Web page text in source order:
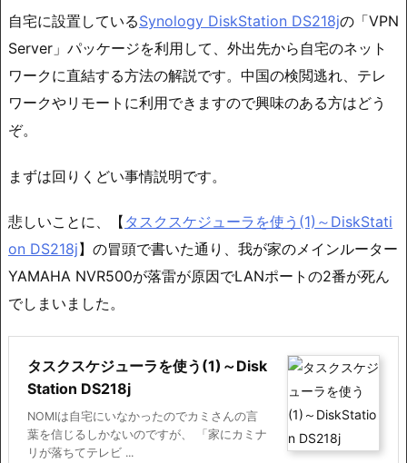
自宅に設置しているSynology DiskStation DS218jの「VPN
Server」パッケージを利用して、外出先から自宅のネット
ワークに直結する方法の解説です。中国の検閲逃れ、テレ
ワークやリモートに利用できますので興味のある方はどう
ぞ。
まずは回りくどい事情説明です。
悲しいことに、【 タスクスケジューラを使う(1)～DiskStati
on DS218j】の冒頭で書いた通り、我が家のメインルーター
YAMAHA NVR500が落雷が原因でLANポートの2番が死ん
でしまいました。
タスクスケジューラを使う(1)～Disk
Station DS218j
NOMIは自宅にいなかったのでカミさんの言
葉を信じるしかないのですが、 「家にカミナ
リが落ちてテレビ ...